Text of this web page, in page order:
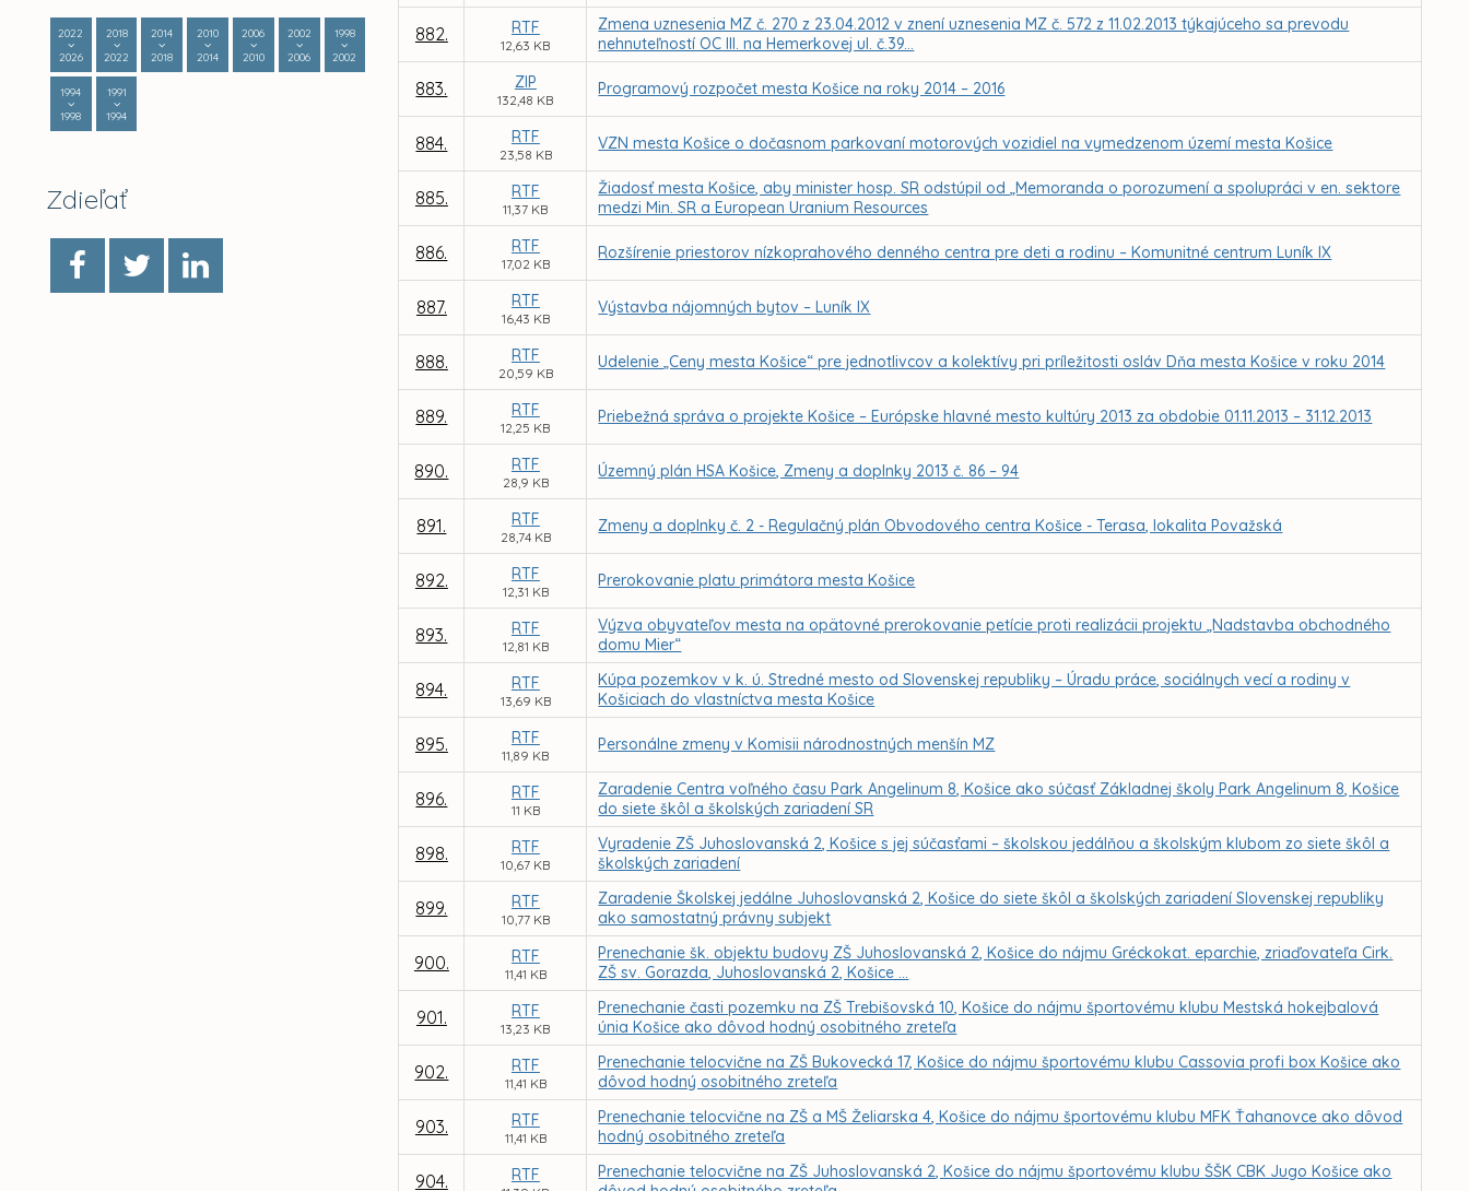
2022
2026
2018
2022
2014
2018
2010
2014
2006
2010
2002
2006
1998
2002
1994
1998
1991
1994
Zdieľať
882. RTF
12,63 KB
Zmena uznesenia MZ č. 270 z 23.04.2012 v znení uznesenia MZ č. 572 z 11.02.2013 týkajúceho sa prevodu
nehnuteľností OC III. na Hemerkovej ul. č.39...
883. ZIP
132,48 KB
Programový rozpočet mesta Košice na roky 2014 – 2016
884. RTF
23,58 KB
VZN mesta Košice o dočasnom parkovaní motorových vozidiel na vymedzenom území mesta Košice
885. RTF
11,37 KB
Žiadosť mesta Košice, aby minister hosp. SR odstúpil od „Memoranda o porozumení a spolupráci v en. sektore
medzi Min. SR a European Uranium Resources
886. RTF
17,02 KB
Rozšírenie priestorov nízkoprahového denného centra pre deti a rodinu – Komunitné centrum Luník IX
887. RTF
16,43 KB
Výstavba nájomných bytov – Luník IX
888. RTF
20,59 KB
Udelenie „Ceny mesta Košice“ pre jednotlivcov a kolektívy pri príležitosti osláv Dňa mesta Košice v roku 2014
889. RTF
12,25 KB
Priebežná správa o projekte Košice – Európske hlavné mesto kultúry 2013 za obdobie 01.11.2013 – 31.12.2013
890. RTF
28,9 KB
Územný plán HSA Košice, Zmeny a doplnky 2013 č. 86 – 94
891. RTF
28,74 KB
Zmeny a doplnky č. 2 - Regulačný plán Obvodového centra Košice - Terasa, lokalita Považská
892. RTF
12,31 KB
Prerokovanie platu primátora mesta Košice
893. RTF
12,81 KB
Výzva obyvateľov mesta na opätovné prerokovanie petície proti realizácii projektu „Nadstavba obchodného
domu Mier“
894. RTF
13,69 KB
Kúpa pozemkov v k. ú. Stredné mesto od Slovenskej republiky – Úradu práce, sociálnych vecí a rodiny v
Košiciach do vlastníctva mesta Košice
895. RTF
11,89 KB
Personálne zmeny v Komisii národnostných menšín MZ
896. RTF
11 KB
Zaradenie Centra voľného času Park Angelinum 8, Košice ako súčasť Základnej školy Park Angelinum 8, Košice
do siete škôl a školských zariadení SR
898. RTF
10,67 KB
Vyradenie ZŠ Juhoslovanská 2, Košice s jej súčasťami – školskou jedálňou a školským klubom zo siete škôl a
školských zariadení
899. RTF
10,77 KB
Zaradenie Školskej jedálne Juhoslovanská 2, Košice do siete škôl a školských zariadení Slovenskej republiky
ako samostatný právny subjekt
900. RTF
11,41 KB
Prenechanie šk. objektu budovy ZŠ Juhoslovanská 2, Košice do nájmu Gréckokat. eparchie, zriaďovateľa Cirk.
ZŠ sv. Gorazda, Juhoslovanská 2, Košice ...
901. RTF
13,23 KB
Prenechanie časti pozemku na ZŠ Trebišovská 10, Košice do nájmu športovému klubu Mestská hokejbalová
únia Košice ako dôvod hodný osobitného zreteľa
902. RTF
11,41 KB
Prenechanie telocvične na ZŠ Bukovecká 17, Košice do nájmu športovému klubu Cassovia profi box Košice ako
dôvod hodný osobitného zreteľa
903. RTF
11,41 KB
Prenechanie telocvične na ZŠ a MŠ Želiarska 4, Košice do nájmu športovému klubu MFK Ťahanovce ako dôvod
hodný osobitného zreteľa
904. RTF
Prenechanie telocvične na ZŠ Juhoslovanská 2, Košice do nájmu športovému klubu ŠŠK CBK Jugo Košice ako